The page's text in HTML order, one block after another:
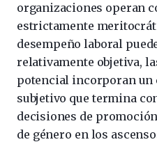
organizaciones operan
estrictamente
desempeño laboral
relativamente objetiva,
potencial incorporan un
subjetivo que termina
decisiones de
de género en los